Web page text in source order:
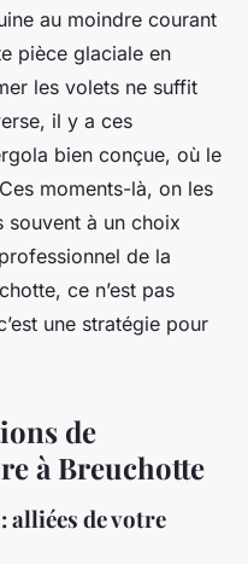
au moindre courant
pièce glaciale en
les volets ne suffit
il y a ces
bien conçue, où le
moments-là, on les
souvent à un choix
de la
ce n’est pas
une stratégie pour
de
à Breuchotte
alliées de votre